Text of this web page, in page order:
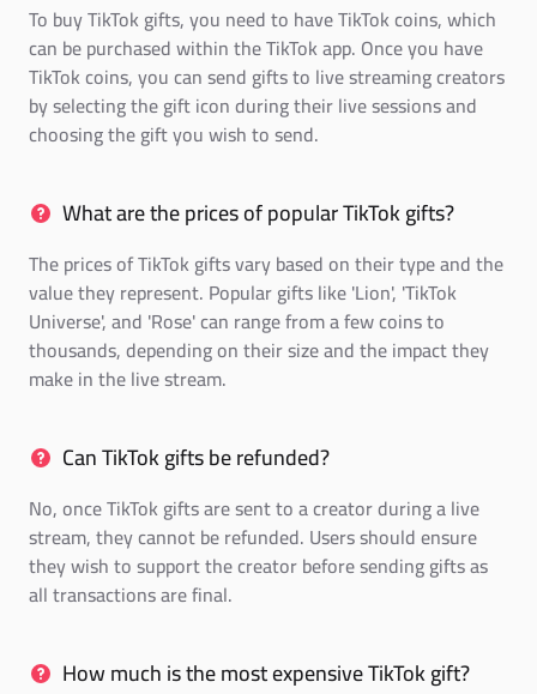
To buy TikTok gifts, you need to have TikTok coins, which
can be purchased within the TikTok app. Once you have
TikTok coins, you can send gifts to live streaming creators
by selecting the gift icon during their live sessions and
choosing the gift you wish to send.
What are the prices of popular TikTok gifts?
The prices of TikTok gifts vary based on their type and the
value they represent. Popular gifts like 'Lion', 'TikTok
Universe', and 'Rose' can range from a few coins to
thousands, depending on their size and the impact they
make in the live stream.
Can TikTok gifts be refunded?
No, once TikTok gifts are sent to a creator during a live
stream, they cannot be refunded. Users should ensure
they wish to support the creator before sending gifts as
all transactions are final.
How much is the most expensive TikTok gift?